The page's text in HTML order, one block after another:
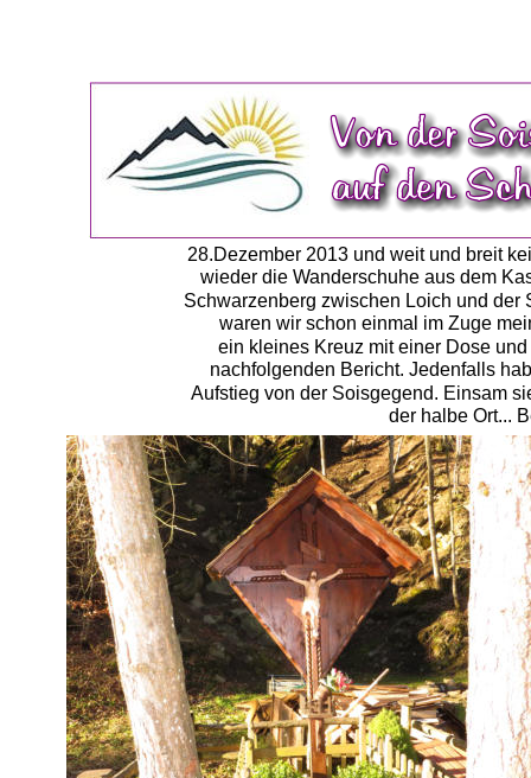
28.Dezember 2013 und weit und breit
wieder die Wanderschuhe aus dem
Schwarzenberg zwischen Loich und der
waren wir schon einmal im Zuge
ein kleines Kreuz mit einer Dose
nachfolgenden Bericht. Jedenfalls
Aufstieg von der Soisgegend. Einsam
der halbe Ort...